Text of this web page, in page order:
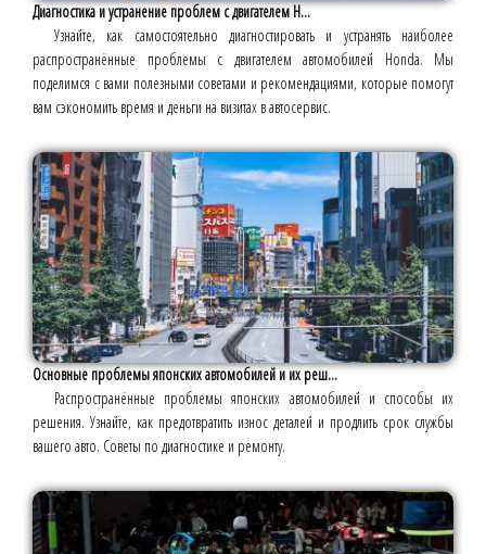
Диагностика и устранение проблем с двигателем H...
Узнайте, как самостоятельно диагностировать и устранять наиболее
распространённые проблемы с двигателем автомобилей Honda. Мы
поделимся с вами полезными советами и рекомендациями, которые помогут
вам сэкономить время и деньги на визитах в автосервис.
Основные проблемы японских автомобилей и их реш...
Распространённые проблемы японских автомобилей и способы их
решения. Узнайте, как предотвратить износ деталей и продлить срок службы
вашего авто. Советы по диагностике и ремонту.